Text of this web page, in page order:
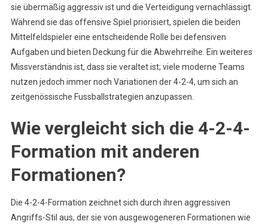
sie übermäßig aggressiv ist und die Verteidigung vernachlässigt.
Während sie das offensive Spiel priorisiert, spielen die beiden
Mittelfeldspieler eine entscheidende Rolle bei defensiven
Aufgaben und bieten Deckung für die Abwehrreihe. Ein weiteres
Missverständnis ist, dass sie veraltet ist; viele moderne Teams
nutzen jedoch immer noch Variationen der 4-2-4, um sich an
zeitgenössische Fussballstrategien anzupassen.
Wie vergleicht sich die 4-2-4-
Formation mit anderen
Formationen?
Die 4-2-4-Formation zeichnet sich durch ihren aggressiven
Angriffs-Stil aus, der sie von ausgewogeneren Formationen wie